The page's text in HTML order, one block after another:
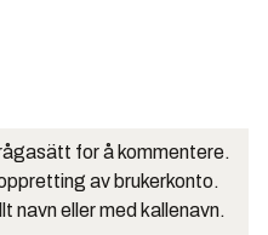
for å kommentere.
av brukerkonto.
navn eller med kallenavn.